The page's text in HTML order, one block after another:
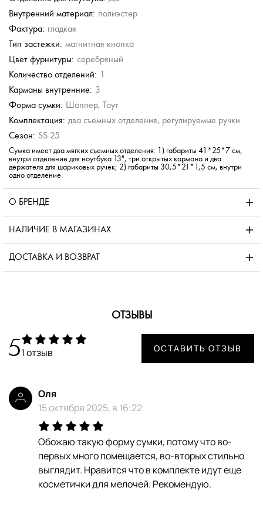
Внутренний материал: полиэстер
Фактура: гладкая
Тип застежки: магнитная кнопка
Цвет фурнитуры: серебряный
Количество отделений: 1
Карманы внутренние: 3
Форма сумки: Шоппер, Тоут
Комплектация: два съемных отделения, регулируемые ручки
Сезон: SS 25
Сумка имеет два мягких съемных отделения: 1) габариты 41*25*7 см,
внутри отделение для ноутбука 13", три открытых кармана и два
держателя для шариковых ручек; 2) габариты 30,5*21*1,5 см, внутри
одно отделение.
О БРЕНДЕ
НАЛИЧИЕ В МАГАЗИНАХ
ДОСТАВКА И ВОЗВРАТ
ОТЗЫВЫ
51 отзыв ОСТАВИТЬ ОТЗЫВ
Оля
15 октября 2025, в 16:22
Обожаю такую форму сумки, потому что во-
первых много помещается, во-вторых стильно
выглядит. Нравится что в комплекте идут еще
косметички для мелочей. Рекомендую.